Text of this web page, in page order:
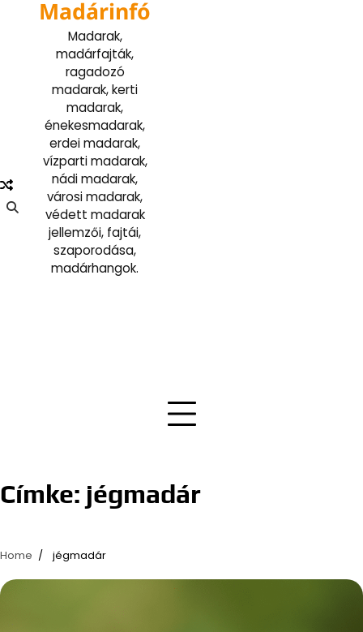
Madárinfó
Madarak,
madárfajták,
ragadozó
madarak, kerti
madarak,
énekesmadarak,
erdei madarak,
vízparti madarak,
nádi madarak,
városi madarak,
védett madarak
jellemzői, fajtái,
szaporodása,
madárhangok.
Címke: jégmadár
Home jégmadár